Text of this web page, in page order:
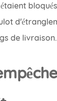
de livraison.